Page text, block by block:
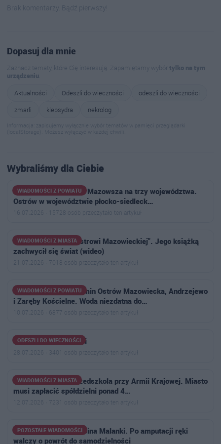
Brak komentarzy. Bądź pierwszy!
Dopasuj dla mnie
Zaznacz tematy, które Cię interesują. Zapamiętamy wybórtylko na tym
urządzeniu.
Aktualności
Odeszli do wieczności
odeszli do wieczności
zmarli
klepsydra nekrolog
Informacja: zapisujemy wyłącznie wybór tematów w pamięci przeglądarki
(localStorage). Możesz wyłączyć w każdej chwili.
Wybraliśmy dla Ciebie
WIADOMOŚCI Z POWIATU
Powstał plan podziału Mazowsza na trzy województwa.
Ostrów w województwie płocko-siedleck…
16.07.2026 · 15728 osób przeczytało ten artykuł
WIADOMOŚCI Z MIASTA
"Zwykły chłopak z Ostrowi Mazowieckiej". Jego książką
zachwycił się świat (wideo)
21.07.2026 · 7018 osób przeczytało ten artykuł
WIADOMOŚCI Z POWIATU
Uwaga mieszkańcy gmin Ostrów Mazowiecka, Andrzejewo
i Zaręby Kościelne. Woda niezdatna do…
10.07.2026 · 6877 osób przeczytało ten artykuł
ODESZLI DO WIECZNOŚCI
Odeszli do wieczności
28.07.2026 · 3401 osób przeczytało ten artykuł
WIADOMOŚCI Z MIASTA
Wyrok w sprawie przedszkola przy Armii Krajowej. Miasto
musi zapłacić spółdzielni ponad 4…
12.07.2026 · 7231 osób przeczytało ten artykuł
POZOSTAŁE WIADOMOŚCI
Trwa zbiórka dla Marcina Malanki. Po amputacji ręki
walczy o powrót do samodzielności